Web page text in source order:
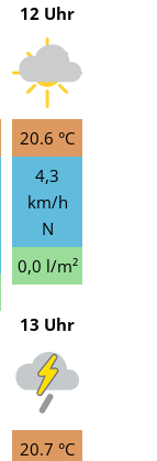
12 Uhr
20.6 °C
4,3
km/h
N
0,0 l/m²
13 Uhr
20.7 °C